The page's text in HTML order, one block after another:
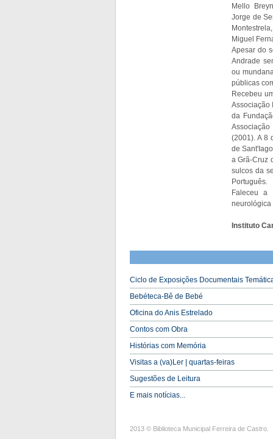
Mello
Jorge de
Miguel
Apesar do
Andrade
ou
públicas
Recebeu
Associação
da
(2001). A 8
de
a Grã-Cruz
sulcos da
Português.
Faleceu a
neurológica
Instituto
Ciclo de Exposições Documentais
Bebéteca-Bê de Bebé
Oficina do Anis Estrelado
Contos com Obra
Histórias com Memória
Visitas a (va)Ler | quartas-feiras
Sugestões de Leitura
E mais notícias...
2013 © Biblioteca Municipal Ferreira de Castro.